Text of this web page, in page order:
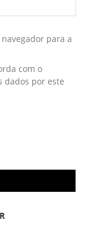
para a
com o
dados por este